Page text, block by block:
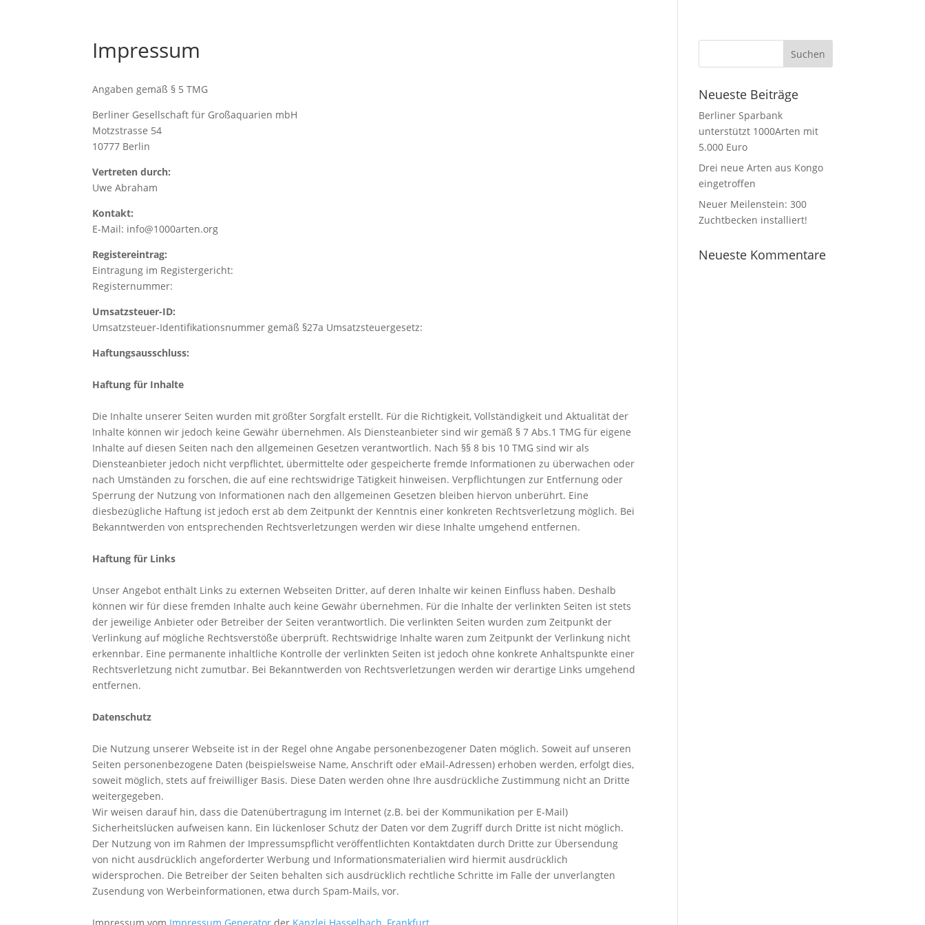
Impressum
Angaben gemäß § 5 TMG
Berliner Gesellschaft für Großaquarien mbH
Motzstrasse 54
10777 Berlin
Vertreten durch:
Uwe Abraham
Kontakt:
E-Mail: info@1000arten.org
Registereintrag:
Eintragung im Registergericht:
Registernummer:
Umsatzsteuer-ID:
Umsatzsteuer-Identifikationsnummer gemäß §27a Umsatzsteuergesetz:
Haftungsausschluss:
Haftung für Inhalte
Die Inhalte unserer Seiten wurden mit größter Sorgfalt erstellt. Für die Richtigkeit, Vollständigkeit und Aktualität der
Inhalte können wir jedoch keine Gewähr übernehmen. Als Diensteanbieter sind wir gemäß § 7 Abs.1 TMG für eigene
Inhalte auf diesen Seiten nach den allgemeinen Gesetzen verantwortlich. Nach §§ 8 bis 10 TMG sind wir als
Diensteanbieter jedoch nicht verpflichtet, übermittelte oder gespeicherte fremde Informationen zu überwachen oder
nach Umständen zu forschen, die auf eine rechtswidrige Tätigkeit hinweisen. Verpflichtungen zur Entfernung oder
Sperrung der Nutzung von Informationen nach den allgemeinen Gesetzen bleiben hiervon unberührt. Eine
diesbezügliche Haftung ist jedoch erst ab dem Zeitpunkt der Kenntnis einer konkreten Rechtsverletzung möglich. Bei
Bekanntwerden von entsprechenden Rechtsverletzungen werden wir diese Inhalte umgehend entfernen.
Haftung für Links
Unser Angebot enthält Links zu externen Webseiten Dritter, auf deren Inhalte wir keinen Einfluss haben. Deshalb
können wir für diese fremden Inhalte auch keine Gewähr übernehmen. Für die Inhalte der verlinkten Seiten ist stets
der jeweilige Anbieter oder Betreiber der Seiten verantwortlich. Die verlinkten Seiten wurden zum Zeitpunkt der
Verlinkung auf mögliche Rechtsverstöße überprüft. Rechtswidrige Inhalte waren zum Zeitpunkt der Verlinkung nicht
erkennbar. Eine permanente inhaltliche Kontrolle der verlinkten Seiten ist jedoch ohne konkrete Anhaltspunkte einer
Rechtsverletzung nicht zumutbar. Bei Bekanntwerden von Rechtsverletzungen werden wir derartige Links umgehend
entfernen.
Datenschutz
Die Nutzung unserer Webseite ist in der Regel ohne Angabe personenbezogener Daten möglich. Soweit auf unseren
Seiten personenbezogene Daten (beispielsweise Name, Anschrift oder eMail-Adressen) erhoben werden, erfolgt dies,
soweit möglich, stets auf freiwilliger Basis. Diese Daten werden ohne Ihre ausdrückliche Zustimmung nicht an Dritte
weitergegeben.
Wir weisen darauf hin, dass die Datenübertragung im Internet (z.B. bei der Kommunikation per E-Mail)
Sicherheitslücken aufweisen kann. Ein lückenloser Schutz der Daten vor dem Zugriff durch Dritte ist nicht möglich.
Der Nutzung von im Rahmen der Impressumspflicht veröffentlichten Kontaktdaten durch Dritte zur Übersendung
von nicht ausdrücklich angeforderter Werbung und Informationsmaterialien wird hiermit ausdrücklich
widersprochen. Die Betreiber der Seiten behalten sich ausdrücklich rechtliche Schritte im Falle der unverlangten
Zusendung von Werbeinformationen, etwa durch Spam-Mails, vor.
Neueste Beiträge
Berliner Sparbank
unterstützt 1000Arten mit
5.000 Euro
Drei neue Arten aus Kongo
eingetroffen
Neuer Meilenstein: 300
Zuchtbecken installiert!
Neueste Kommentare